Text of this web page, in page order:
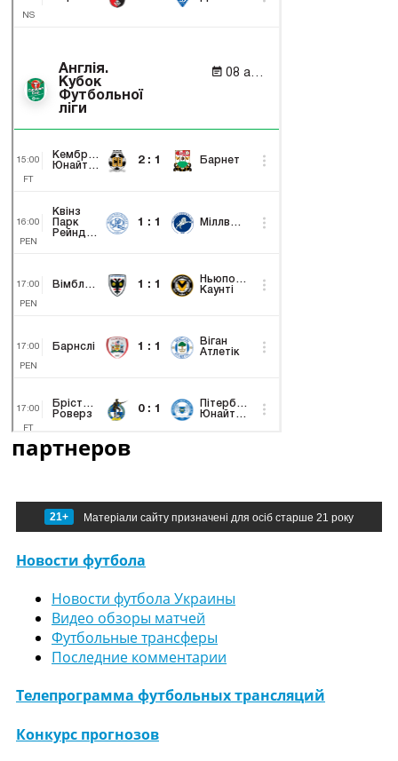
партнеров
21+ Матеріали сайту призначені для осіб старше 21 року
Новости футбола
Новости футбола Украины
Видео обзоры матчей
Футбольные трансферы
Последние комментарии
Телепрограмма футбольных трансляций
Конкурс прогнозов